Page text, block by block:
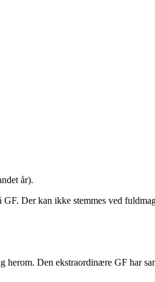
år).
Der kan ikke stemmes ved
herom. Den ekstraordinære GF har